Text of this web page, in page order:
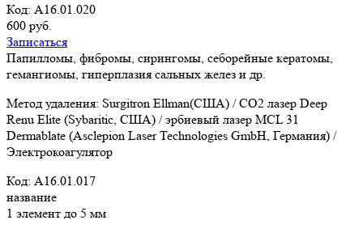
Код: A16.01.020
600 руб.
Записаться
Папилломы, фибромы, сирингомы, себорейные кератомы,
гемангиомы, гиперплазия сальных желез и др.
Метод удаления: Surgitron Ellman(США) / CO2 лазер Deep
Renu Elite (Sybaritic, США) / эрбиевый лазер MCL 31
Dermablate (Asclepion Laser Technologies GmbH, Германия) /
Электрокоагулятор
Код: A16.01.017
название
1 элемент до 5 мм